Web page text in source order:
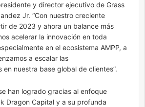
y director ejecutivo de Grass
Jr. “Con nuestro creciente
de 2023 y ahora un balance más
acelerar la innovación en toda
en el ecosistema AMPP, a
a escalar las
en nuestra base global de clientes”.
han logrado gracias al enfoque
Dragon Capital y a su profunda